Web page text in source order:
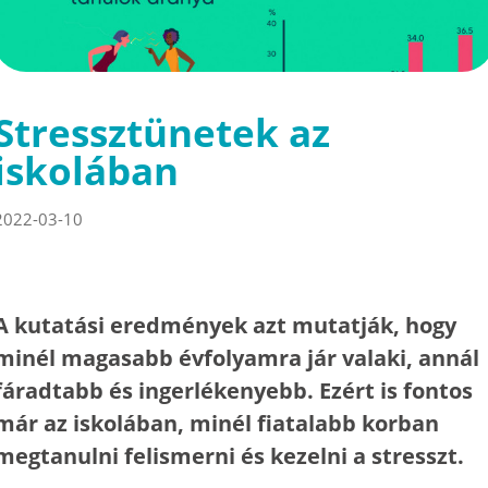
az
03-10
kutatási eredmények azt mutatják, hogy
magasabb évfolyamra jár valaki, annál
és ingerlékenyebb. Ezért is fontos
az iskolában, minél fiatalabb korban
felismerni és kezelni a stresszt.